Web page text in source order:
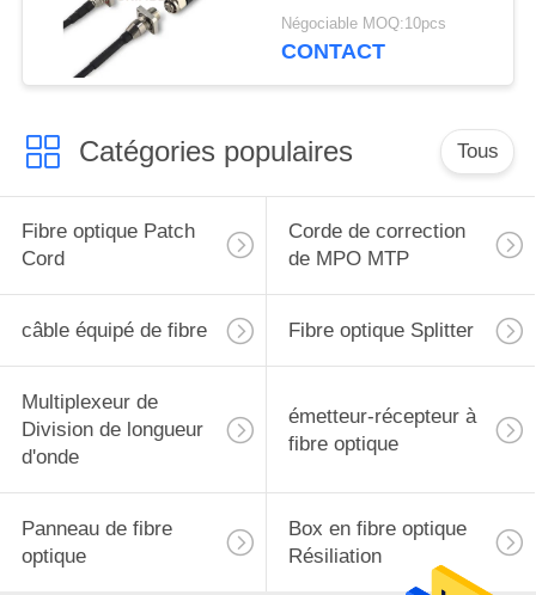
d'ODC-2 ODC-4
Négociable MOQ:10pcs
CONTACT
Catégories populaires Tous
Fibre optique Patch
Cord
Corde de correction
de MPO MTP
câble équipé de fibre Fibre optique Splitter
Multiplexeur de
Division de longueur
d'onde
émetteur-récepteur à
fibre optique
Panneau de fibre
optique
Box en fibre optique
Résiliation